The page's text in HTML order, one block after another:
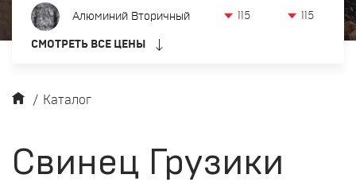
Прием лома цветных и черных металлов в Тобольске
Алюминий Вторичный 115 115
СМОТРЕТЬ ВСЕ ЦЕНЫ
/ Каталог
Свинец Грузики